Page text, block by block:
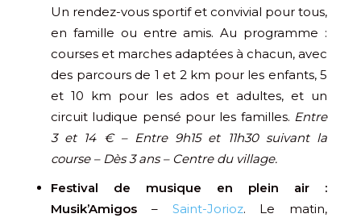
Un rendez-vous sportif et convivial pour tous,
en famille ou entre amis. Au programme :
courses et marches adaptées à chacun, avec
des parcours de 1 et 2 km pour les enfants, 5
et 10 km pour les ados et adultes, et un
circuit ludique pensé pour les familles. Entre
3 et 14 € – Entre 9h15 et 11h30 suivant la
course – Dès 3 ans – Centre du village.
Festival de musique en plein air :
Musik’Amigos – Saint-Jorioz. Le matin,